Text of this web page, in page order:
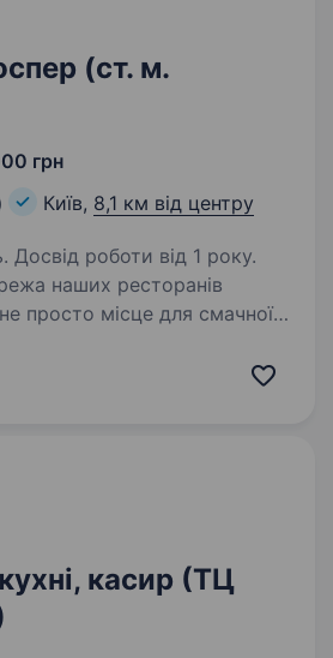
(ст. м.
грн
Київ, 8,1 км від центру
Досвід роботи від 1 року.
наших ресторанів
просто місце для смачної
касир (ТЦ